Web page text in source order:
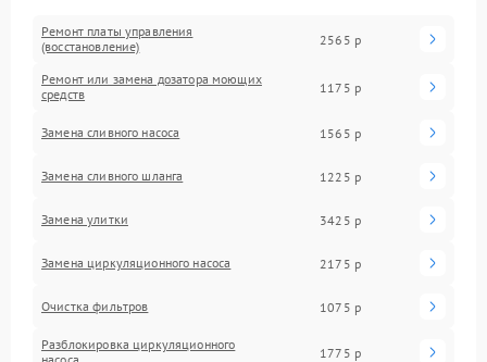
Ремонт платы управления
(восстановление)
2565 р
Ремонт или замена дозатора моющих
средств
1175 р
Замена сливного насоса 1565 р
Замена сливного шланга 1225 р
Замена улитки 3425 р
Замена циркуляционного насоса 2175 р
Очистка фильтров 1075 р
Разблокировка циркуляционного
1775 р